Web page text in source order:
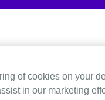
nasal para terapia
N30 é uma
of cookies on your
in our marketing